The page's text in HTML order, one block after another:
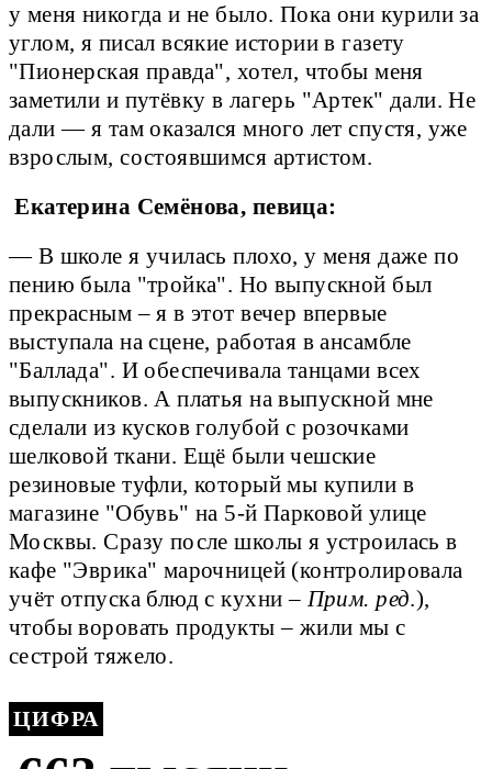
у меня никогда и не было. Пока они курили за
углом, я писал всякие истории в газету
"Пионерская правда", хотел, чтобы меня
заметили и путёвку в лагерь "Артек" дали. Не
дали — я там оказался много лет спустя, уже
взрослым, состоявшимся артистом.
Екатерина Семёнова, певица:
— В школе я училась плохо, у меня даже по
пению была "тройка". Но выпускной был
прекрасным – я в этот вечер впервые
выступала на сцене, работая в ансамбле
"Баллада". И обеспечивала танцами всех
выпускников. А платья на выпускной мне
сделали из кусков голубой с розочками
шелковой ткани. Ещё были чешские
резиновые туфли, который мы купили в
магазине "Обувь" на 5-й Парковой улице
Москвы. Сразу после школы я устроилась в
кафе "Эврика" марочницей (контролировала
учёт отпуска блюд с кухни – Прим. ред.),
чтобы воровать продукты – жили мы с
сестрой тяжело.
ЦИФРА